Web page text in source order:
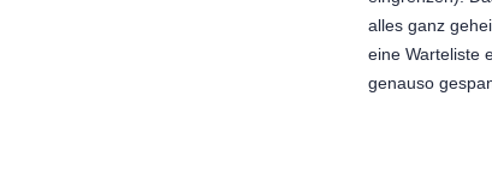
alles ganz
eine Warteliste
genauso